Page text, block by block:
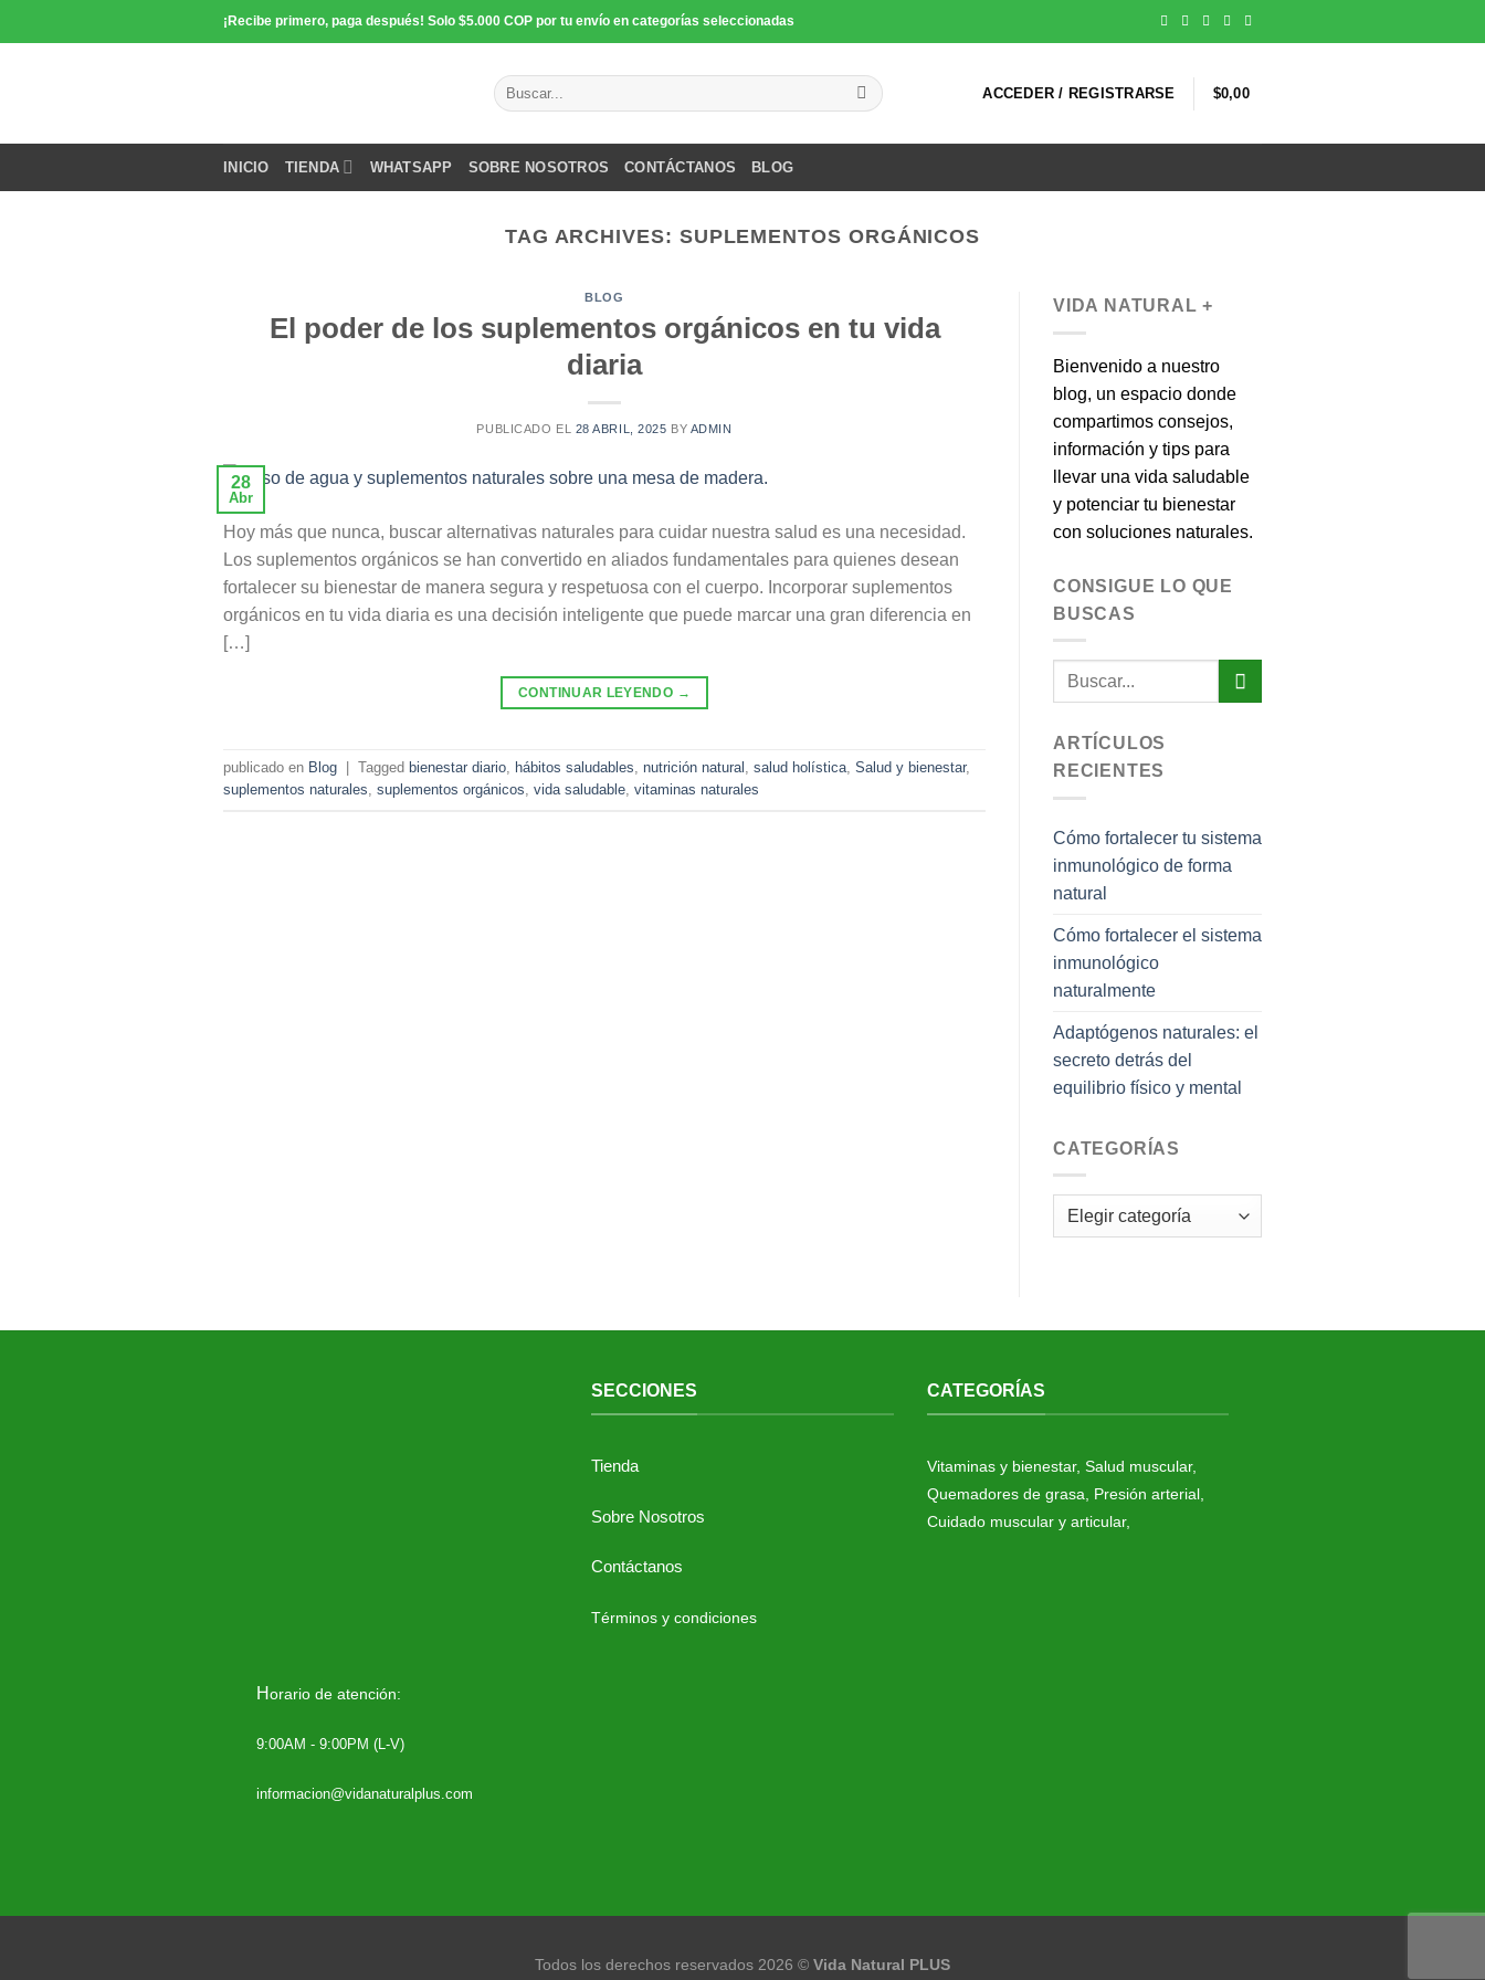
contenido
¡Recibe primero, paga después! Solo $5.000 COP por tu envío en categorías seleccionadas
Buscar
por:
ACCEDER / REGISTRARSE $0,00
INICIO TIENDA WHATSAPP SOBRE NOSOTROS CONTÁCTANOS BLOG
TAG ARCHIVES: SUPLEMENTOS ORGÁNICOS
BLOG
El poder de los suplementos orgánicos en tu vida
diaria
PUBLICADO EL 28 ABRIL, 2025 BY ADMIN
28
Abr
Hoy más que nunca, buscar alternativas naturales para cuidar nuestra salud es una necesidad.
Los suplementos orgánicos se han convertido en aliados fundamentales para quienes desean
fortalecer su bienestar de manera segura y respetuosa con el cuerpo. Incorporar suplementos
orgánicos en tu vida diaria es una decisión inteligente que puede marcar una gran diferencia en
[…]
CONTINUAR LEYENDO →
publicado en Blog Tagged bienestar diario, hábitos saludables, nutrición natural , salud holística, Salud y bienestar,
suplementos naturales, suplementos orgánicos, vida saludable, vitaminas naturales
VIDA NATURAL +
Bienvenido a nuestro
blog, un espacio donde
compartimos consejos,
información y tips para
llevar una vida saludable
y potenciar tu bienestar
con soluciones naturales.
CONSIGUE LO QUE
BUSCAS
ARTÍCULOS
RECIENTES
Cómo fortalecer tu sistema
inmunológico de forma
natural
Cómo fortalecer el sistema
inmunológico
naturalmente
Adaptógenos naturales: el
secreto detrás del
equilibrio físico y mental
CATEGORÍAS
Categorías
Horario de atención:
9:00AM - 9:00PM (L-V)
informacion@vidanaturalplus.com
SECCIONES
Tienda
Sobre Nosotros
Contáctanos
Términos y condiciones
CATEGORÍAS
Vitaminas y bienestar, Salud muscular,
Quemadores de grasa
Presión arterial,
Cuidado muscular y articular,
Todos los derechos reservados 2026 © Vida Natural PLUS